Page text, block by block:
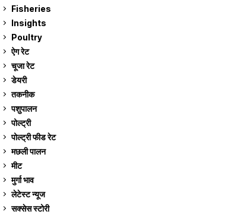
Fisheries
Insights
Poultry
ऐग रेट
चूजा रेट
डेयरी
तकनीक
पशुपालन
पोल्ट्री
पोल्ट्री फीड रेट
मछली पालन
मीट
मुर्गा भाव
लेटेस्ट न्यूज
सक्सेस स्टो‍री